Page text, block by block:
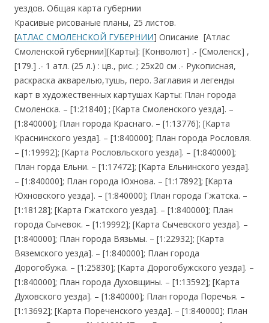
уездов. Общая карта губернии
Красивые рисованые планы, 25 листов.
[АТЛАС СМОЛЕНСКОЙ ГУБЕРНИИ] Описание [Атлас
Смоленской губернии][Карты]: [Конволют] .- [Смоленск] ,
[179.] .- 1 атл. (25 л.) : цв., рис. ; 25х20 см .- Рукописная,
раскраска акварелью,тушь, перо. Заглавия и легенды
карт в художественных картушах Карты: План города
Смоленска. – [1:21840] ; [Карта Смоленского уезда]. –
[1:840000]; План города Краснаго. – [1:13776]; [Карта
Краснинского уезда]. – [1:840000]; План города Рословля.
– [1:19992]; [Карта Рословльского уезда]. – [1:840000];
План горда Ельни. – [1:17472]; [Карта Ельнинского уезда].
– [1:840000]; План города Юхнова. – [1:17892]; [Карта
Юхновского уезда]. – [1:840000]; План города Гжатска. –
[1:18128]; [Карта Гжатского уезда]. – [1:840000]; План
города Сычевок. – [1:19992]; [Карта Сычевского уезда]. –
[1:840000]; План города Вязьмы. – [1:22932]; [Карта
Вяземского уезда]. – [1:840000]; План города
Дорогобужа. – [1:25830]; [Карта Дорогобужского уезда]. –
[1:840000]; План города Духовщины. – [1:13592]; [Карта
Духовского уезда]. – [1:840000]; План города Поречья. –
[1:13692]; [Карта Пореченского уезда]. – [1:840000]; План